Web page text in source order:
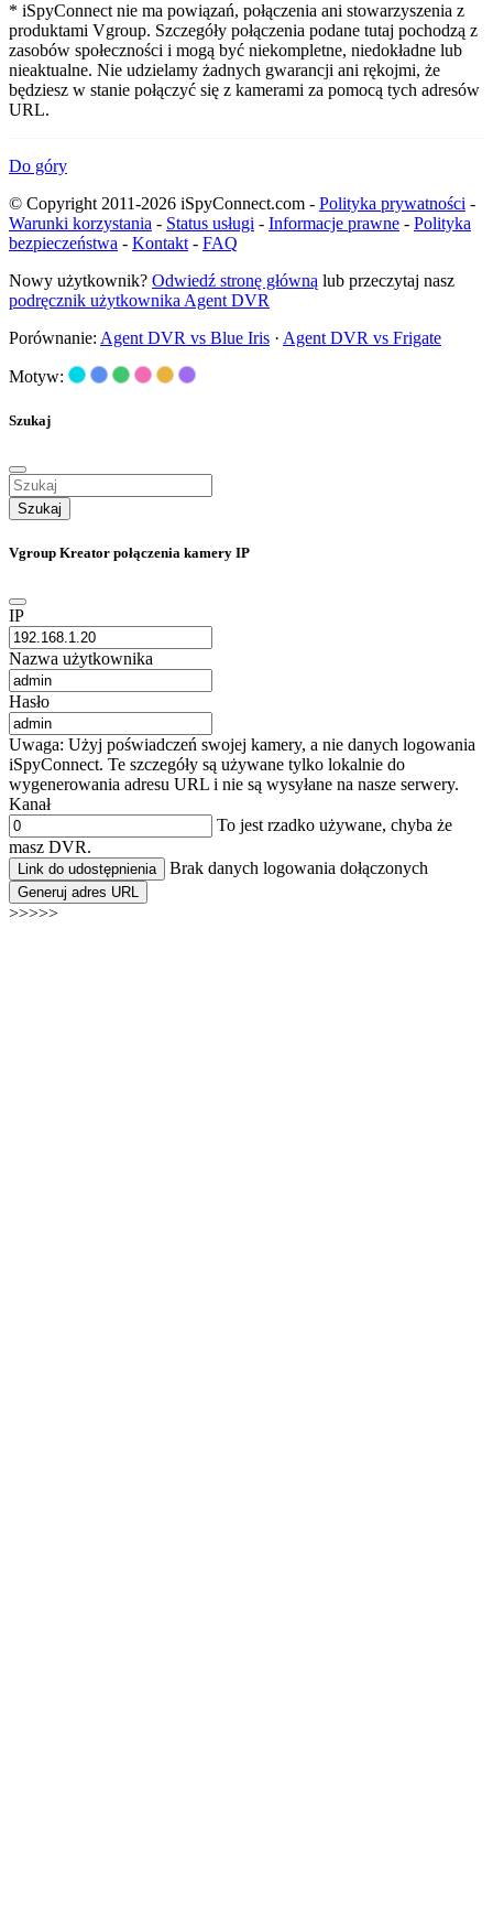
* iSpyConnect nie ma powiązań, połączenia ani stowarzyszenia z
produktami Vgroup. Szczegóły połączenia podane tutaj pochodzą z
zasobów społeczności i mogą być niekompletne, niedokładne lub
nieaktualne. Nie udzielamy żadnych gwarancji ani rękojmi, że
będziesz w stanie połączyć się z kamerami za pomocą tych adresów
URL.
Do góry
© Copyright 2011-2026 iSpyConnect.com - Polityka prywatności -
Warunki korzystania - Status usługi - Informacje prawne - Polityka
bezpieczeństwa - Kontakt - FAQ
Nowy użytkownik? Odwiedź stronę główną lub przeczytaj nasz
podręcznik użytkownika Agent DVR
Porównanie: Agent DVR vs Blue Iris · Agent DVR vs Frigate
Motyw:
Szukaj
Szukaj
Vgroup Kreator połączenia kamery IP
IP
Nazwa użytkownika
Hasło
Uwaga: Użyj poświadczeń swojej kamery, a nie danych logowania
iSpyConnect. Te szczegóły są używane tylko lokalnie do
wygenerowania adresu URL i nie są wysyłane na nasze serwery.
Kanał
To jest rzadko używane, chyba że
masz DVR.
Link do udostępnienia Brak danych logowania dołączonych
Generuj adres URL
>>>>>